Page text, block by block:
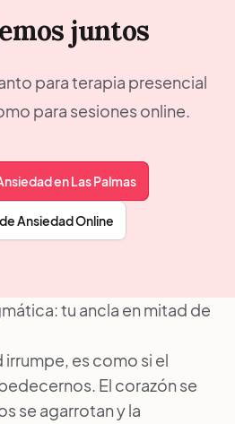
juntos
para terapia presencial
para sesiones online.
en Las Palmas
Ansiedad Online
tu ancla en mitad de
es como si el
El corazón se
se agarrotan y la